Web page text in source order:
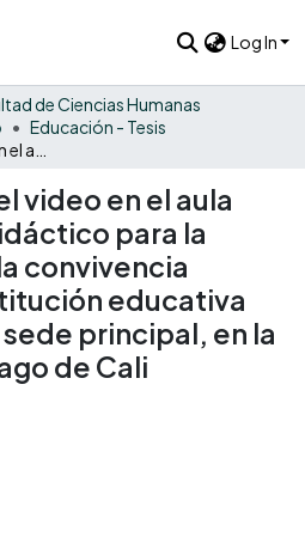
Log In
de Ciencias Humanas
Educación - Tesis
video en el aula
para la
convivencia
educativa
principal, en la
de Cali